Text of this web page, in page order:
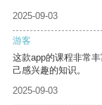
2025-09-03
游客
这款app的课程非常
己感兴趣的知识。
2025-09-03